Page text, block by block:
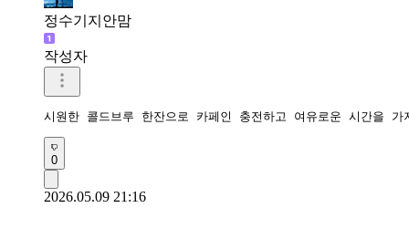
정수기지안맘
작성자
시원한 콜드브루 한잔으로 카페인 충전하고 여유로운 시간을
0
2026.05.09 21:16